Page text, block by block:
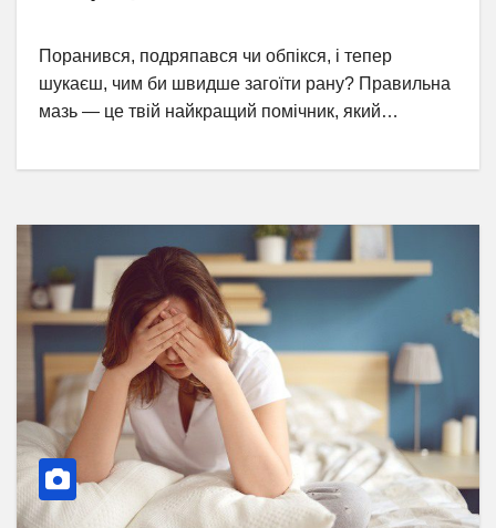
Поранився, подряпався чи обпікся, і тепер
шукаєш, чим би швидше загоїти рану? Правильна
мазь — це твій найкращий помічник, який…